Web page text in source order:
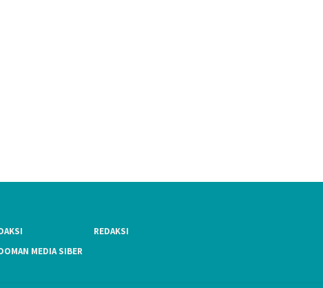
REDAKSI
MEDIA SIBER